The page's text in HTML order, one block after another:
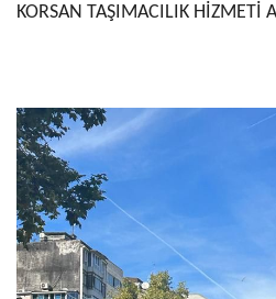
KORSAN TAŞIMACILIK HİZMETİ